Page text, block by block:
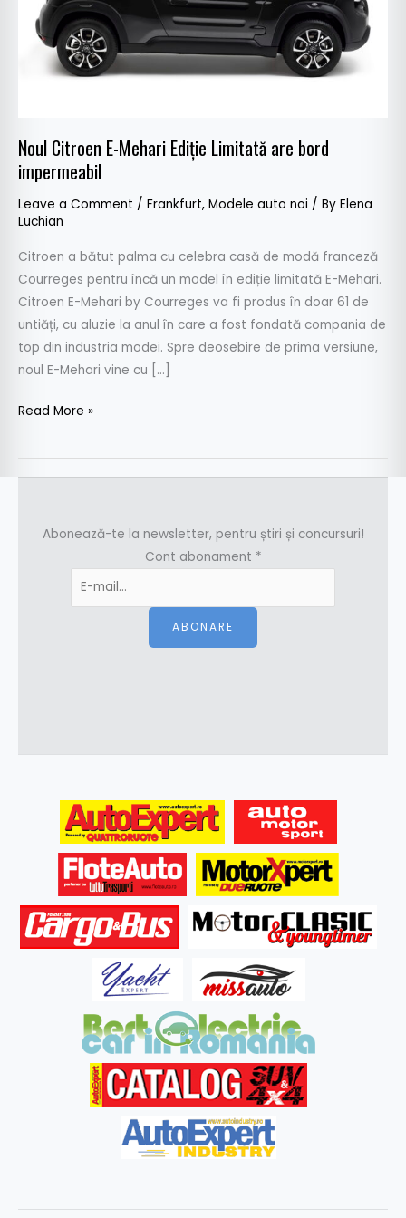
Noul Citroen E-Mehari Ediție Limitată are bord
impermeabil
Leave a Comment / Frankfurt, Modele auto noi / By Elena
Luchian
Citroen a bătut palma cu celebra casă de modă franceză
Courreges pentru încă un model în ediție limitată E-Mehari.
Citroen E-Mehari by Courreges va fi produs în doar 61 de
untiăți, cu aluzie la anul în care a fost fondată compania de
top din industria modei. Spre deosebire de prima versiune,
noul E-Mehari vine cu […]
bord
impermeabil
Read More »
Abonează-te la newsletter, pentru știri și concursuri!
Cont abonament *
ABONARE